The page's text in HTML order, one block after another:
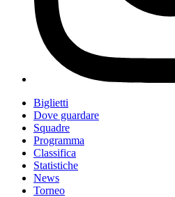
Biglietti
Dove guardare
Squadre
Programma
Classifica
Statistiche
News
Torneo